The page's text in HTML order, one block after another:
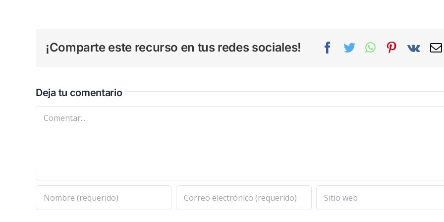
¡Comparte este recurso en tus redes sociales! Facebook
TwitterWhatsAppPinterest
Vk
Deja tu comentario
Comentar